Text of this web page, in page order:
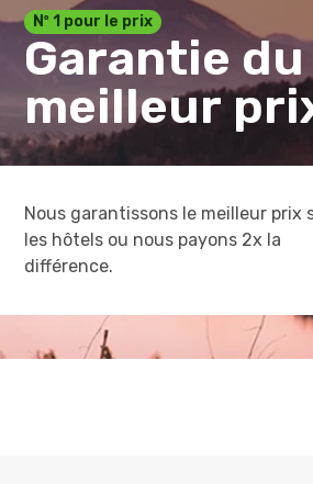
Nº 1 pour le prix
Garantie du
meilleur
Nous garantissons le meilleur prix
les hôtels ou nous payons 2x la
différence.